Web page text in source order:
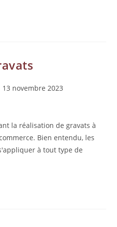
13 novembre 2023
la réalisation de gravats à
Bien entendu, les
à tout type de